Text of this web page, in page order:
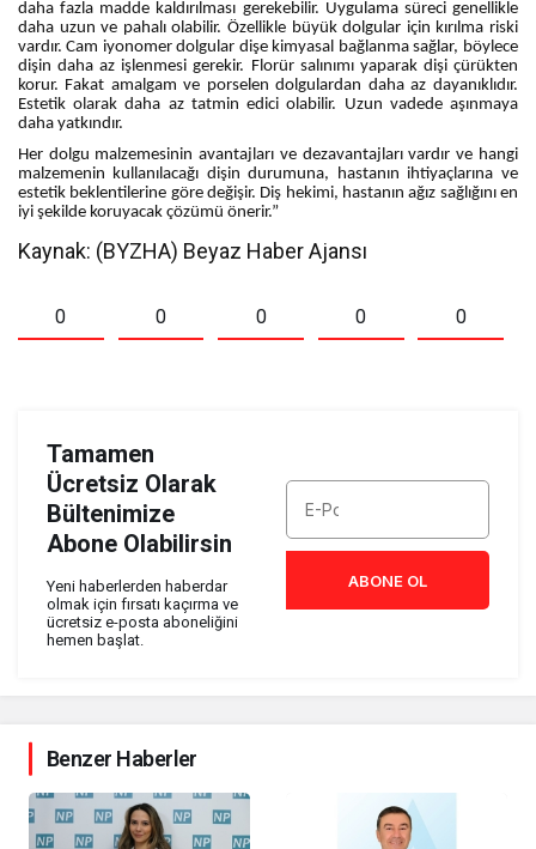
daha fazla madde kaldırılması gerekebilir. Uygulama süreci genellikle
daha uzun ve pahalı olabilir. Özellikle büyük dolgular için kırılma riski
vardır. Cam iyonomer dolgular dişe kimyasal bağlanma sağlar, böylece
dişin daha az işlenmesi gerekir. Florür salınımı yaparak dişi çürükten
korur. Fakat amalgam ve porselen dolgulardan daha az dayanıklıdır.
Estetik olarak daha az tatmin edici olabilir. Uzun vadede aşınmaya
daha yatkındır.
Her dolgu malzemesinin avantajları ve dezavantajları vardır ve hangi
malzemenin kullanılacağı dişin durumuna, hastanın ihtiyaçlarına ve
estetik beklentilerine göre değişir. Diş hekimi, hastanın ağız sağlığını en
iyi şekilde koruyacak çözümü önerir.”
Kaynak: (BYZHA) Beyaz Haber Ajansı
0 0 0 0 0
Tamamen
Ücretsiz Olarak
Bültenimize
Abone Olabilirsin
Yeni haberlerden haberdar
olmak için fırsatı kaçırma ve
ücretsiz e-posta aboneliğini
hemen başlat.
ABONE OL
Benzer Haberler